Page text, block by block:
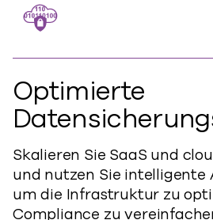
Optimierte
Skalieren Sie SaaS und
und nutzen Sie intelligente
um die Infrastruktur zu
Compliance zu